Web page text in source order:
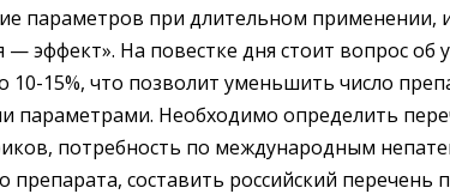
параметров при длительном применении,
эффект». На повестке дня стоит вопрос об
10-15%, что позволит уменьшить число
параметрами. Необходимо определить
потребность по международным
составить российский перечень